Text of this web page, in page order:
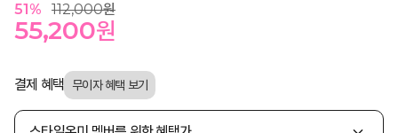
51 % 112,000원
55,200원
결제 혜택